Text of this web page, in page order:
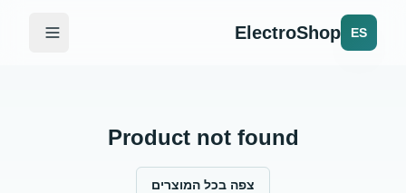
ES
ElectroShop
Product not found
צפה בכל המוצרים